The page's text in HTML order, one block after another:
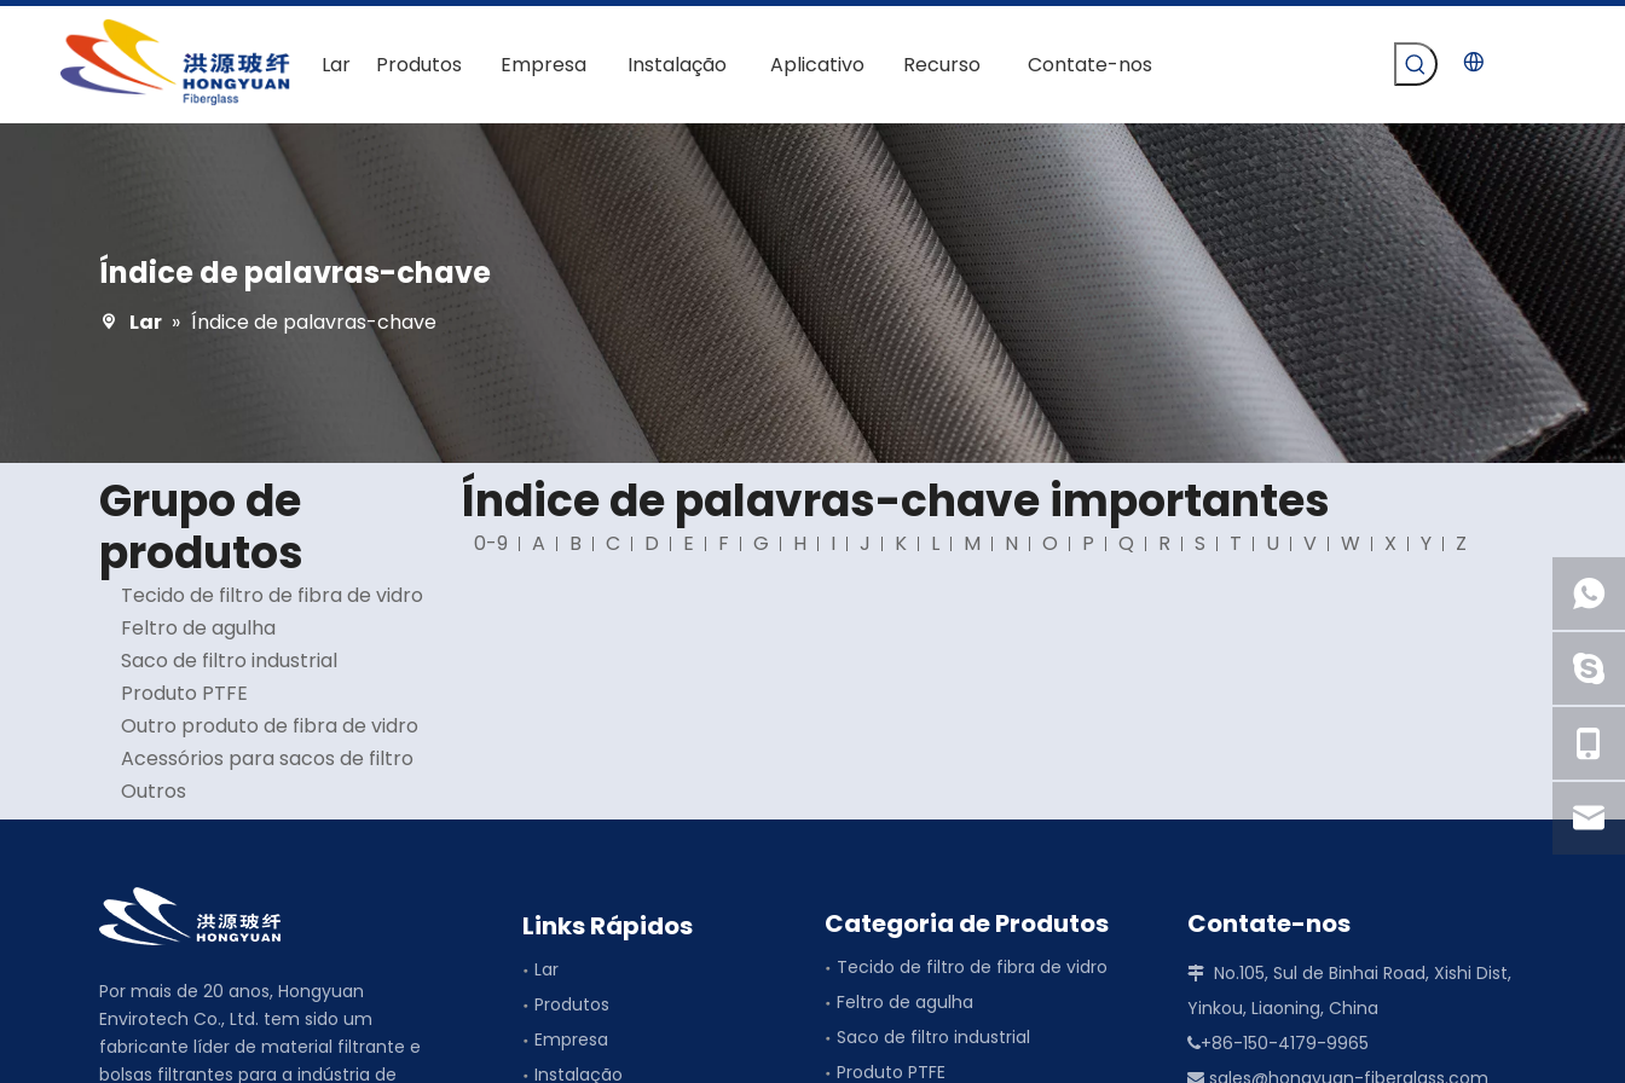
Lar Produtos Empresa Instalação Aplicativo Recurso Contate-nos
Índice de palavras-chave
Lar » Índice de palavras-chave
Grupo de
produtos
Tecido de filtro de fibra de vidro
Feltro de agulha
Saco de filtro industrial
Produto PTFE
Outro produto de fibra de vidro
Acessórios para sacos de filtro
Outros
Índice de palavras-chave importantes
0-9 A B C D E F G H I J K L M N O P Q R S T U V W X Y Z
Por mais de 20 anos, Hongyuan
Envirotech Co., Ltd. tem sido um
fabricante líder de material filtrante e
bolsas filtrantes para a indústria de
Links Rápidos
Lar
Produtos
Empresa
Instalação
Categoria de Produtos
Tecido de filtro de fibra de vidro
Feltro de agulha
Saco de filtro industrial
Produto PTFE
Contate-nos
 No.105, Sul de Binhai Road, Xishi Dist,
Yinkou, Liaoning, China
+86-150-4179-9965
 sales@hongyuan-fiberglass.com